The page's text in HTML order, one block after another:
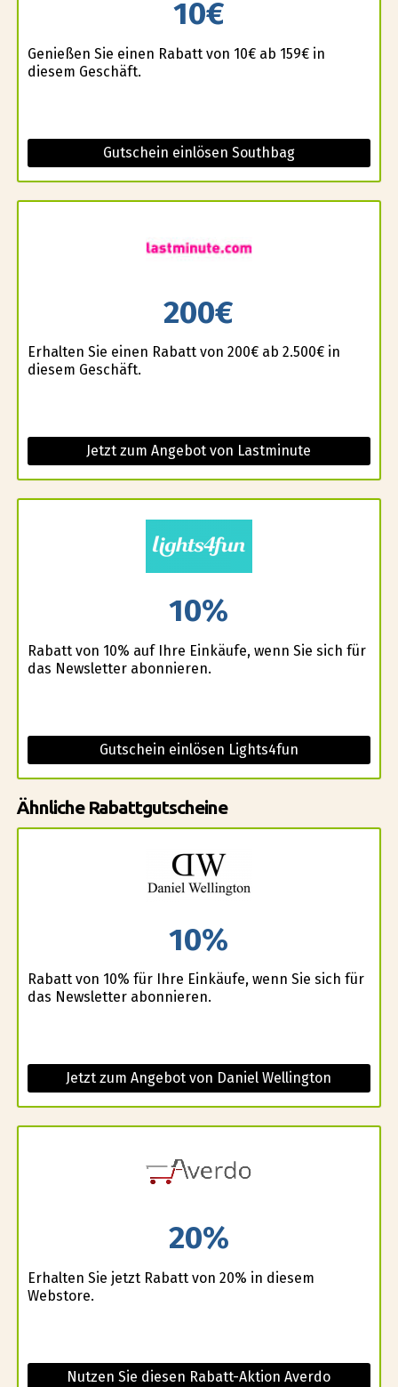
10€
Genießen Sie einen Rabatt von 10€ ab 159€ in
diesem Geschäft.
Gutschein einlösen Southbag
200€
Erhalten Sie einen Rabatt von 200€ ab 2.500€ in
diesem Geschäft.
Jetzt zum Angebot von Lastminute
10%
Rabatt von 10% auf Ihre Einkäufe, wenn Sie sich für
das Newsletter abonnieren.
Gutschein einlösen Lights4fun
Ähnliche Rabattgutscheine
10%
Rabatt von 10% für Ihre Einkäufe, wenn Sie sich für
das Newsletter abonnieren.
Jetzt zum Angebot von Daniel Wellington
20%
Erhalten Sie jetzt Rabatt von 20% in diesem
Webstore.
Nutzen Sie diesen Rabatt-Aktion Averdo